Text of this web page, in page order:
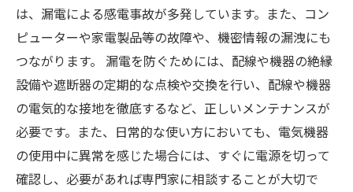
は、漏電による感電事故が多発しています。また、コン
ピューターや家電製品等の故障や、機密情報の漏洩にも
つながります。 漏電を防ぐためには、配線や機器の絶縁
設備や遮断器の定期的な点検や交換を行い、配線や機器
の電気的な接地を徹底するなど、正しいメンテナンスが
必要です。また、日常的な使い方においても、電気機器
の使用中に異常を感じた場合には、すぐに電源を切って
確認し、必要があれば専門家に相談することが大切で